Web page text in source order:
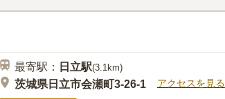
最寄駅： 日立駅(3.1km)
茨城県日立市会瀬町3-26-1 アクセスを見る